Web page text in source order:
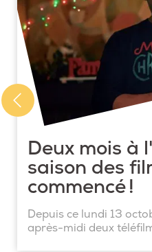
Deux mois à
saison des
commencé !
Depuis ce lundi 13
après-midi deux